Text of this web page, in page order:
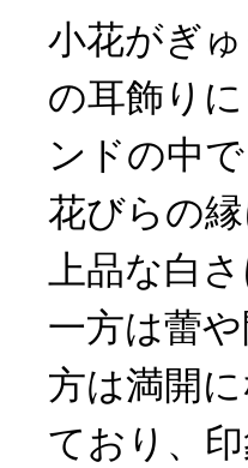
小花がぎ
の耳飾り
ンドの中
花びらの
上品な白
一方は蕾
方は満開
ており、